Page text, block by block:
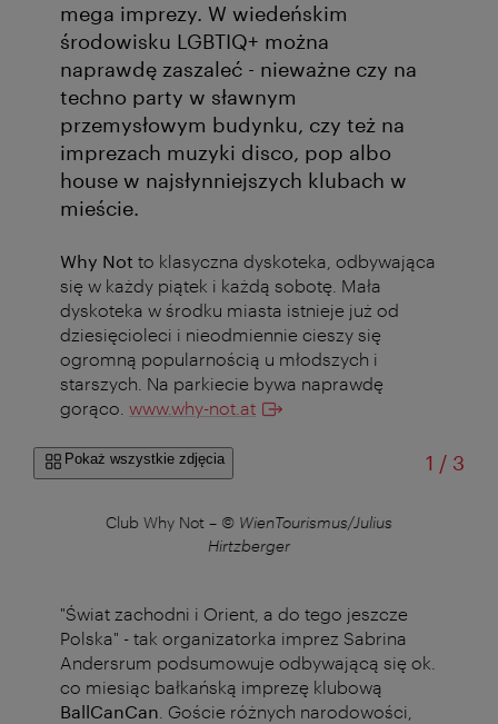
mega imprezy. W wiedeńskim
środowisku LGBTIQ+ można
naprawdę zaszaleć - nieważne czy na
techno party w sławnym
przemysłowym budynku, czy też na
imprezach muzyki disco, pop albo
house w najsłynniejszych klubach w
mieście.
Why Not to klasyczna dyskoteka, odbywająca
się w każdy piątek i każdą sobotę. Mała
dyskoteka w środku miasta istnieje już od
dziesięcioleci i nieodmiennie cieszy się
ogromną popularnością u młodszych i
starszych. Na parkiecie bywa naprawdę
gorąco. www.why-not.at
Pokaż wszystkie zdjęcia 1 /od
3
Club Why Not– © WienTourismus/Julius
Hirtzberger
"Świat zachodni i Orient, a do tego jeszcze
Polska" - tak organizatorka imprez Sabrina
Andersrum podsumowuje odbywającą się ok.
co miesiąc bałkańską imprezę klubową
BallCanCan . Goście różnych narodowości,